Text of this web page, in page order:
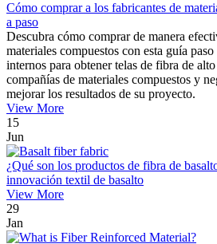
Cómo comprar a los fabricantes de
a paso
Descubra cómo comprar de manera
materiales compuestos con esta guía
internos para obtener telas de fibra de
compañías de materiales compuestos y
mejorar los resultados de su proyecto.
View More
15
Jun
¿Qué son los productos de fibra de
innovación textil de basalto
View More
29
Jan